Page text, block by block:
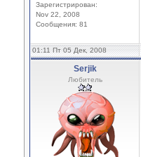
Зарегистрирован:
Nov 22, 2008
Сообщения: 81
01:11 Пт 05 Дек, 2008
Serjik
Любитель